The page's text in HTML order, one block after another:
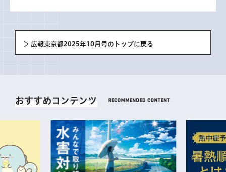
広報東京都2025年10月号のトップに戻る
おすすめコンテンツ